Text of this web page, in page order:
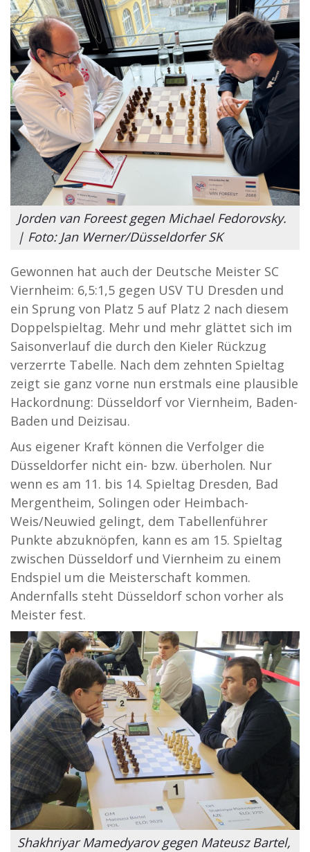
Jorden van Foreest gegen Michael Fedorovsky.
| Foto: Jan Werner/Düsseldorfer SK
Gewonnen hat auch der Deutsche Meister SC
Viernheim: 6,5:1,5 gegen USV TU Dresden und
ein Sprung von Platz 5 auf Platz 2 nach diesem
Doppelspieltag. Mehr und mehr glättet sich im
Saisonverlauf die durch den Kieler Rückzug
verzerrte Tabelle. Nach dem zehnten Spieltag
zeigt sie ganz vorne nun erstmals eine plausible
Hackordnung: Düsseldorf vor Viernheim, Baden-
Baden und Deizisau.
Aus eigener Kraft können die Verfolger die
Düsseldorfer nicht ein- bzw. überholen. Nur
wenn es am 11. bis 14. Spieltag Dresden, Bad
Mergentheim, Solingen oder Heimbach-
Weis/Neuwied gelingt, dem Tabellenführer
Punkte abzuknöpfen, kann es am 15. Spieltag
zwischen Düsseldorf und Viernheim zu einem
Endspiel um die Meisterschaft kommen.
Andernfalls steht Düsseldorf schon vorher als
Meister fest.
Shakhriyar Mamedyarov gegen Mateusz Bartel,